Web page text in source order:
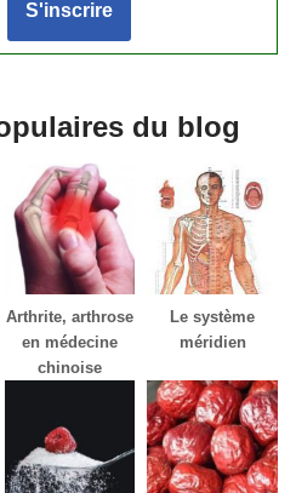
du blog
Arthrite, arthrose
en médecine
chinoise
Le système
méridien